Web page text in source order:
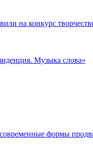
на конкурс
Музыка слова»
современные формы